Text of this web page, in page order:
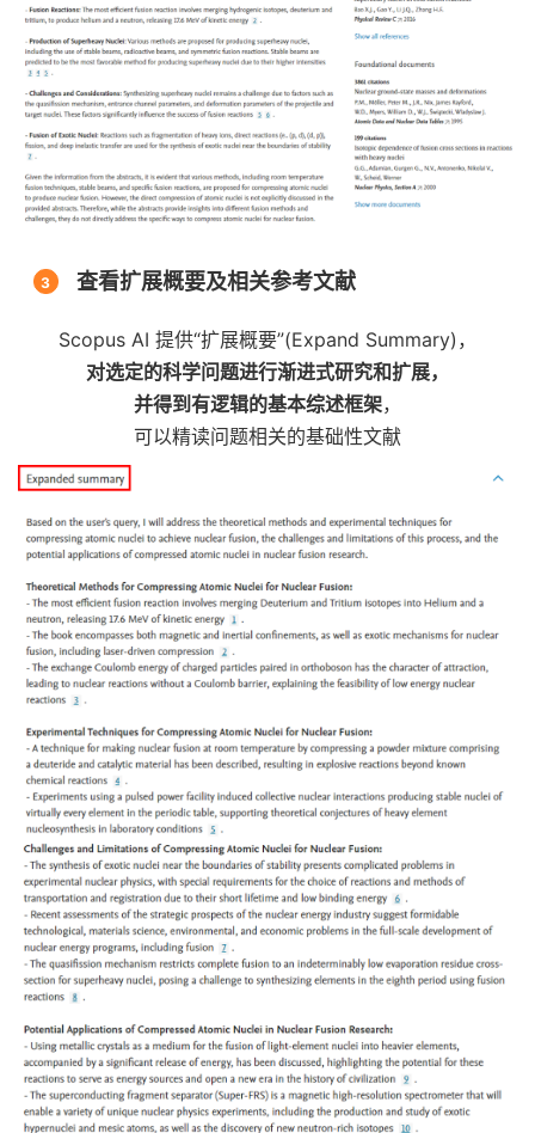
3 查看扩展概要及相关参考文献
Scopus AI 提供“扩展概要”(Expand Summary)，
对选定的科学问题进行渐进式研究和扩展，
并得到有逻辑的基本综述框架，
可以精读问题相关的基础性文献